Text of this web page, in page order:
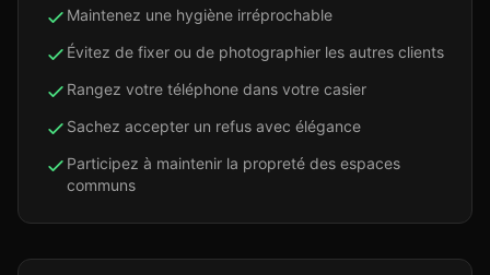
Maintenez une hygiène irréprochable
Évitez de fixer ou de photographier les autres clients
Rangez votre téléphone dans votre casier
Sachez accepter un refus avec élégance
Participez à maintenir la propreté des espaces
communs